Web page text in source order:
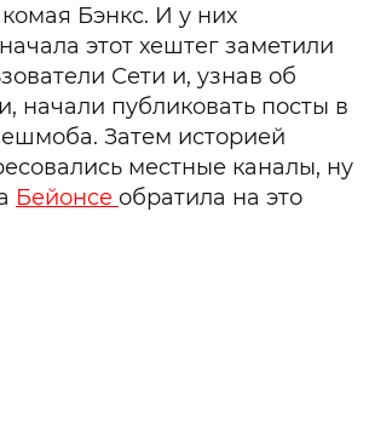
Бэнкс. И у них
этот хештег заметили
Сети и, узнав об
начали публиковать посты в
Затем историей
местные каналы, ну
Бейонсе обратила на это